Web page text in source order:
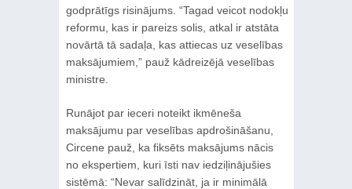
godprātīgs risinājums. “Tagad veicot nodokļu
reformu, kas ir pareizs solis, atkal ir atstāta
novārtā tā sadaļa, kas attiecas uz veselības
maksājumiem,” pauž kādreizējā veselības
ministre.
Runājot par ieceri noteikt ikmēneša
maksājumu par veselības apdrošināšanu,
Circene pauž, ka fiksēts maksājums nācis
no ekspertiem, kuri īsti nav iedziļinājušies
sistēmā: “Nevar salīdzināt, ja ir minimālā